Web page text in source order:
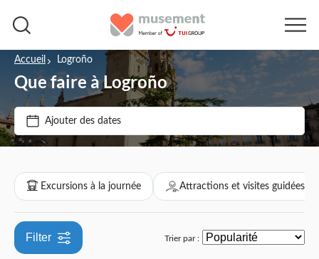
Accueil Logroño
Que faire à Logroño
Ajouter des dates
Prix par adulte
Options de billets
Annulation gratuite
Confirmation instantanée
Touche locale
Catégories
Culture et histoire
Attractions et visites guidées
Excursions à la journée Attractions et visites guidées
Filter Trier par :